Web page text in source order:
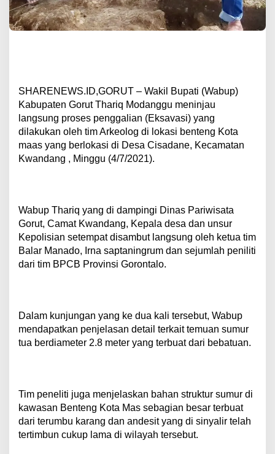
SHARENEWS.ID,GORUT – Wakil Bupati (Wabup)
Kabupaten Gorut Thariq Modanggu meninjau
langsung proses penggalian (Eksavasi) yang
dilakukan oleh tim Arkeolog di lokasi benteng Kota
maas yang berlokasi di Desa Cisadane, Kecamatan
Kwandang , Minggu (4/7/2021).
Wabup Thariq yang di dampingi Dinas Pariwisata
Gorut, Camat Kwandang, Kepala desa dan unsur
Kepolisian setempat disambut langsung oleh ketua tim
Balar Manado, Irna saptaningrum dan sejumlah peniliti
dari tim BPCB Provinsi Gorontalo.
Dalam kunjungan yang ke dua kali tersebut, Wabup
mendapatkan penjelasan detail terkait temuan sumur
tua berdiameter 2.8 meter yang terbuat dari bebatuan.
Tim peneliti juga menjelaskan bahan struktur sumur di
kawasan Benteng Kota Mas sebagian besar terbuat
dari terumbu karang dan andesit yang di sinyalir telah
tertimbun cukup lama di wilayah tersebut.